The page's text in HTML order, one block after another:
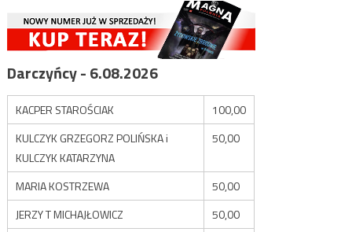
Darczyńcy - 6.08.2026
KACPER STAROŚCIAK
100,00
KULCZYK GRZEGORZ POLIŃSKA i
KULCZYK KATARZYNA
50,00
MARIA KOSTRZEWA
50,00
JERZY T MICHAJŁOWICZ
50,00